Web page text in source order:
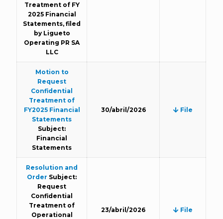
Treatment of FY
2025 Financial
Statements, filed
by Ligueto
Operating PR SA
LLC
Motion to
Request
Confidential
Treatment of
FY2025 Financial
Statements
Subject:
Financial
Statements
30/abril/2026 File
Resolution and
Order Subject:
Request
Confidential
Treatment of
Operational
23/abril/2026 File